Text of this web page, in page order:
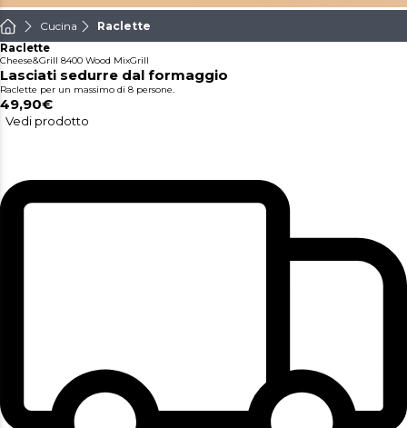
Cucina Raclette
Raclette
Cheese&Grill 8400 Wood MixGrill
Lasciati sedurre dal formaggio
Raclette per un massimo di 8 persone.
49,90€
Vedi prodotto